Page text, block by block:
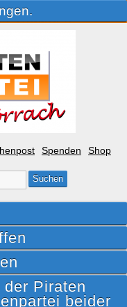
Spenden Shop
der Piraten
beider